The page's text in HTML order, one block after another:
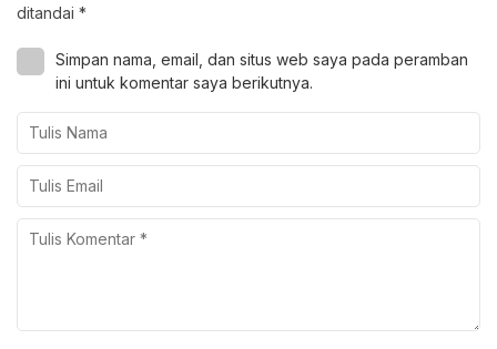
ditandai *
Simpan nama, email, dan situs web saya pada peramban
ini untuk komentar saya berikutnya.